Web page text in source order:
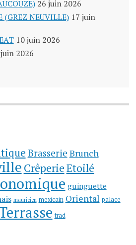
26 juin 2026
(GREZ NEUVILLE) 17 juin
10 juin 2026
2026
Brasserie Brunch
CrêperieEtoilé
guinguette
mauricien mexicain Oriental palace
trad